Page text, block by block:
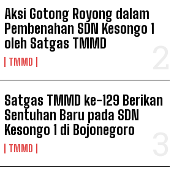
Aksi Gotong Royong dalam
Pembenahan SDN Kesongo 1
oleh Satgas TMMD
TMMD
Satgas TMMD ke-129 Berikan
Sentuhan Baru pada SDN
Kesongo 1 di Bojonegoro
TMMD